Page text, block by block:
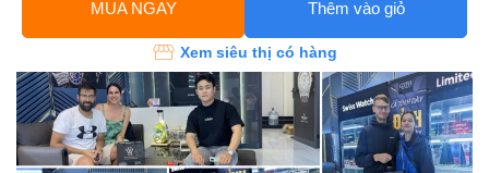
MUA NGAY Thêm vào giỏ
Xem siêu thị có hàng